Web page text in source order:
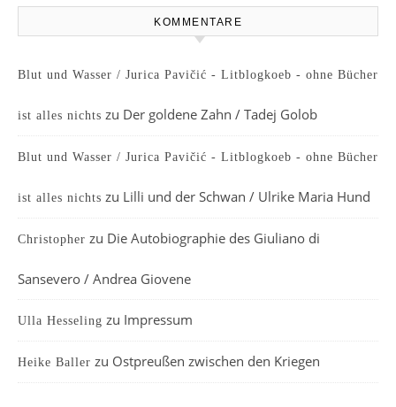
KOMMENTARE
Blut und Wasser / Jurica Pavičić - Litblogkoeb - ohne Bücher
ist alles nichts zu Der goldene Zahn / Tadej Golob
Blut und Wasser / Jurica Pavičić - Litblogkoeb - ohne Bücher
ist alles nichts zu Lilli und der Schwan / Ulrike Maria Hund
Christopher zu Die Autobiographie des Giuliano di
Sansevero / Andrea Giovene
Ulla Hesseling zu Impressum
Heike Baller zu Ostpreußen zwischen den Kriegen